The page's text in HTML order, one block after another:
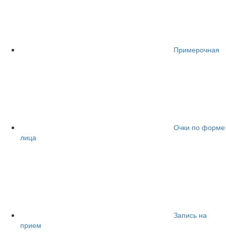
Примерочная
Очки по форме
лица
Запись на
прием